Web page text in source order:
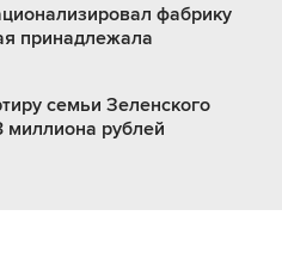
фабрику
принадлежала
семьи Зеленского
миллиона рублей